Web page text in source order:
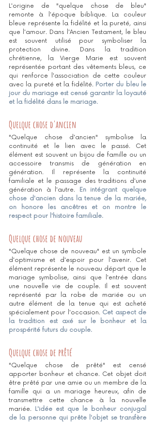
L'origine de "quelque chose de bleu"
remonte à l'époque biblique. La couleur
bleue représente la fidélité et la pureté, ainsi
que l'amour. Dans l'Ancien Testament, le bleu
est souvent utilisé pour symboliser la
protection divine. Dans la tradition
chrétienne, la Vierge Marie est souvent
représentée portant des vêtements bleus, ce
qui renforce l'association de cette couleur
avec la pureté et la fidélité. Porter du bleu le
jour du mariage est censé garantir la loyauté
et la fidélité dans le mariage.
Quelque chose d'ancien
"Quelque chose d'ancien" symbolise la
continuité et le lien avec le passé. Cet
élément est souvent un bijou de famille ou un
accessoire transmis de génération en
génération. Il représente la continuité
familiale et le passage des traditions d'une
génération à l'autre. En intégrant quelque
chose d'ancien dans la tenue de la mariée,
on honore les ancêtres et on montre le
respect pour l'histoire familiale.
Quelque chose de nouveau
"Quelque chose de nouveau" est un symbole
d'optimisme et d'espoir pour l'avenir. Cet
élément représente le nouveau départ que le
mariage symbolise, ainsi que l'entrée dans
une nouvelle vie de couple. Il est souvent
représenté par la robe de mariée ou un
autre élément de la tenue qui est acheté
spécialement pour l'occasion. Cet aspect de
la tradition est axé sur le bonheur et la
prospérité futurs du couple.
Quelque chose de prêté
"Quelque chose de prêté" est censé
apporter bonheur et chance. Cet objet doit
être prêté par une amie ou un membre de la
famille qui a un mariage heureux, afin de
transmettre cette chance à la nouvelle
mariée. L'idée est que le bonheur conjugal
de la personne qui prête l'objet se transfère